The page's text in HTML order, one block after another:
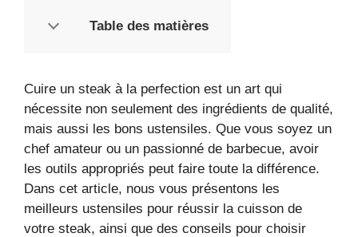
Table des matières
Cuire un steak à la perfection est un art qui
nécessite non seulement des ingrédients de qualité,
mais aussi les bons ustensiles. Que vous soyez un
chef amateur ou un passionné de barbecue, avoir
les outils appropriés peut faire toute la différence.
Dans cet article, nous vous présentons les
meilleurs ustensiles pour réussir la cuisson de
votre steak, ainsi que des conseils pour choisir